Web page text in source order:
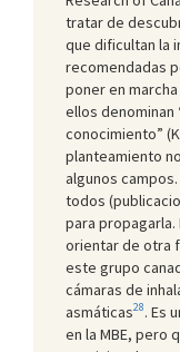
tratar de
que dificultan la
recomendadas
poner en
ellos denominan
conocimiento”
planteamiento
algunos
todos
para
orientar de otra
este grupo
cámaras de
asmáticas28. Es
en la MBE, pero